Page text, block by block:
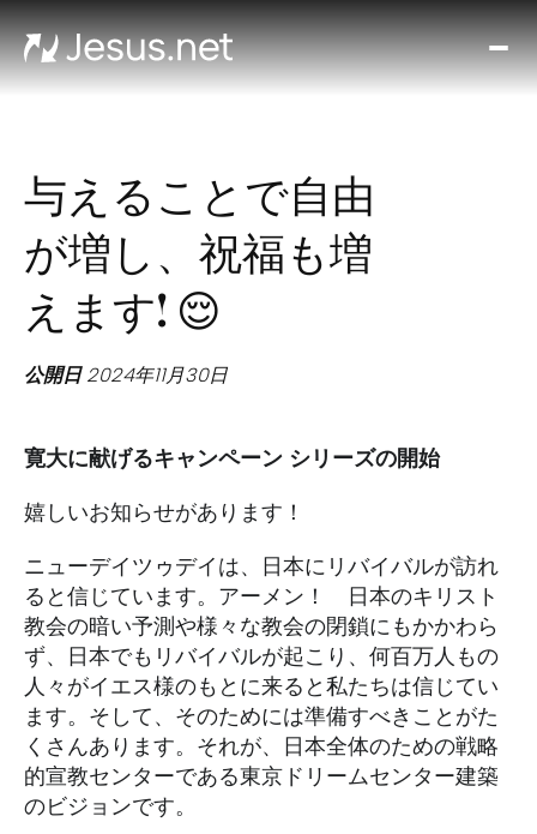
ミ
ラ
(お
と
い
あ
わ
せ)
与えることで自由
が増し、祝福も増
えます! 😌
公開日2024年11月30日
寛大に献げるキャンペーン シリーズの開始
嬉しいお知らせがあります！
ニューデイツゥデイは、日本にリバイバルが訪れ
ると信じています。アーメン！ 日本のキリスト
教会の暗い予測や様々な教会の閉鎖にもかかわら
ず、日本でもリバイバルが起こり、何百万人もの
人々がイエス様のもとに来ると私たちは信じてい
ます。そして、そのためには準備すべきことがた
くさんあります。それが、日本全体のための戦略
的宣教センターである東京ドリームセンター建築
のビジョンです。